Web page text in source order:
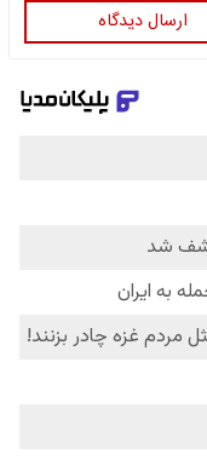
ارسال دیدگاه